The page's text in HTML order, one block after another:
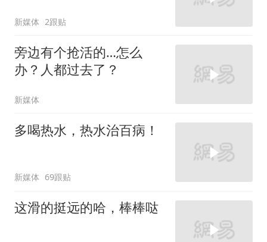
新媒体 2跟贴
旁边有个抢活的…怎么
办？人都过去了？
新媒体
多喝热水，热水治百病！
新媒体 69跟贴
这滑的挺远的哈，棒棒哒